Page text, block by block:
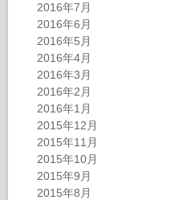
2016年7月
2016年6月
2016年5月
2016年4月
2016年3月
2016年2月
2016年1月
2015年12月
2015年11月
2015年10月
2015年9月
2015年8月